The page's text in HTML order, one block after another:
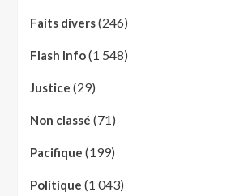
Faits divers(246)
Flash Info(1 548)
Justice (29)
Non classé (71)
Pacifique (199)
Politique (1 043)